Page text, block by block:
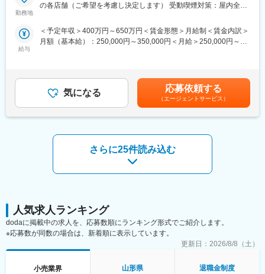
■当社の魅力：
ライフバランスが保てる環境が整っております。
◎業績好調：当社売上は約10年で約4.5倍に増えており、今後も右
ングを徹底することにより、会社全体でNo.1を目指していく社風
があります。
■本ポジションについて：
当社の基幹事業 「セカンドストリート」は国内・国外で約1,000
店舗を突破し、更なるリユース市場における圧倒的No.1、市場開
本ポジションは、本部やマネジメントへの異動前提のポジション
となり、1～2年程度店舗にて、リユースビジネスの現場を学んで
いただいた後、個々の職務適性、能力、経験、専門性等をふま
※例：店長・エリアマネジャー、商品企画、商品部バイヤー、マー
ケティング、人事、経理など（各部門で店舗経験者が多く活躍し
■仕事内容：
まずはセカンドストリート店舗に配属となり、接客販売・従業員
管理・教育など、マネジメント（人・物・金・情報の管理）を中
心とした店舗運営業務を1～2年程度携わります。
・販売、接客（アイテム説明や売場ご案内など）
勤務地
の各店舗（ご希望を考慮し決定します） 受動喫煙対策：屋内全面
給与
＜予定年収＞400万円～650万円＜賃金形態＞月給制＜賃金内訳＞
月額（基本給）：250,000円～350,000円＜月給＞250,000円～
こども手当 など（当社規程に準ずる）賃金はあくまでも目安の金
額であり、選考を通じて上下する可能性があります。月給(月額)は
固定手当を含めた表記です。
気になる 応募依頼する
（エージェントサービス）
さらに25件読み込む
人気求人ランキング
dodaに掲載中の求人を、応募数順にランキング形式でご紹介します。
※応募数が同数の場合は、新着順に表示しています。
更新日： 2026/8/8（土）
小売業界 山形県 退職金制度